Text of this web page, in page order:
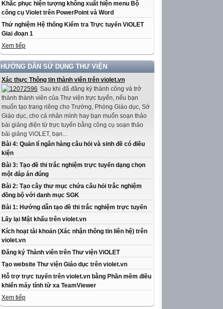
Khắc phục hiện tượng không xuất hiện menu Bộ
công cụ Violet trên PowerPoint và Word
Thử nghiệm Hệ thống Kiểm tra Trực tuyến ViOLET
Giai đoạn 1
Xem tiếp
HƯỚNG DẪN SỬ DỤNG THƯ VIỆN
Xác thực Thông tin thành viên trên violet.vn
Sau khi đã đăng ký thành công và trở
thành thành viên của Thư viện trực tuyến, nếu bạn
muốn tạo trang riêng cho Trường, Phòng Giáo dục, Sở
Giáo dục, cho cá nhân mình hay bạn muốn soạn thảo
bài giảng điện tử trực tuyến bằng công cụ soạn thảo
bài giảng ViOLET, bạn...
Bài 4: Quản lí ngân hàng câu hỏi và sinh đề có điều
kiện
Bài 3: Tạo đề thi trắc nghiệm trực tuyến dạng chọn
một đáp án đúng
Bài 2: Tạo cây thư mục chứa câu hỏi trắc nghiệm
đồng bộ với danh mục SGK
Bài 1: Hướng dẫn tạo đề thi trắc nghiệm trực tuyến
Lấy lại Mật khẩu trên violet.vn
Kích hoạt tài khoản (Xác nhận thông tin liên hệ) trên
violet.vn
Đăng ký Thành viên trên Thư viện ViOLET
Tạo website Thư viện Giáo dục trên violet.vn
Hỗ trợ trực tuyến trên violet.vn bằng Phần mềm điều
khiển máy tính từ xa TeamViewer
Xem tiếp